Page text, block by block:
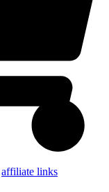
affiliate links